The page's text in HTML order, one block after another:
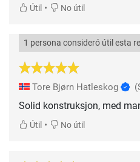
Útil • No útil
1 persona consideró útil esta
Tore Bjørn Hatleskog
Solid konstruksjon, med
Útil • No útil